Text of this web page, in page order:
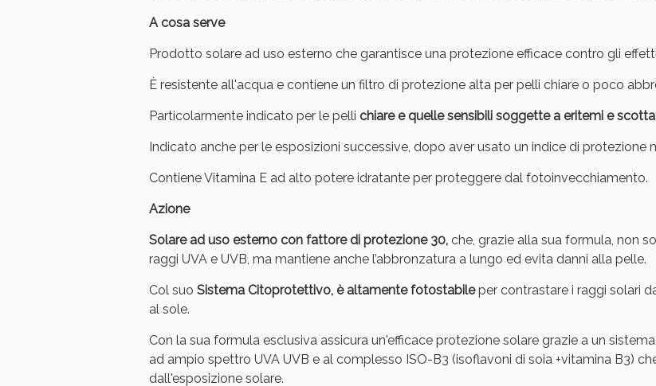
A cosa serve
Prodotto solare ad uso esterno che garantisce una protezione efficace contro gli
È resistente all'acqua e contiene un filtro di protezione alta per pelli chiare o poco
Particolarmente indicato per le pelli chiare e quelle sensibili soggette a eritemi e
Indicato anche per le esposizioni successive, dopo aver usato un indice di protezione
Contiene Vitamina E ad alto potere idratante per proteggere dal fotoinvecchiamento.
Azione
Solare ad uso esterno con fattore di protezione 30, che, grazie alla sua formula, non
raggi UVA e UVB, ma mantiene anche l’abbronzatura a lungo ed evita danni alla pelle.
Col suo Sistema Citoprotettivo, è altamente fotostabileper contrastare i raggi solari
al sole.
Con la sua formula esclusiva assicura un'efficace protezione solare grazie a un
ad ampio spettro UVA UVB e al complesso ISO-B3 (isoflavoni di soia +vitamina B3)
dall'esposizione solare.
Anticellulite e Fanghi: Sconto fino al 40%
Sconto fino al 55% disponibile